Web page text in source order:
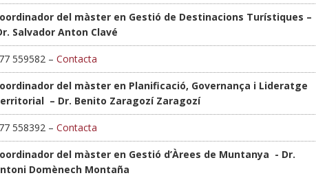
del màster en Gestió de Destinacions Turístiques –
Salvador Anton Clavé
559582 – Contacta
del màster en Planificació, Governança i Lideratge
– Dr. Benito Zaragozí Zaragozí
558392 – Contacta
del màster en Gestió d’Àrees de Muntanya - Dr.
Domènech Montaña